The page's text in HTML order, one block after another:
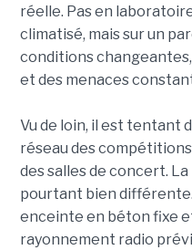
réelle. Pas en
climatisé, mais sur un
conditions
et des menaces
Vu de loin, il est tentant
réseau des
des salles de concert.
pourtant bien
enceinte en béton fixe
rayonnement radio